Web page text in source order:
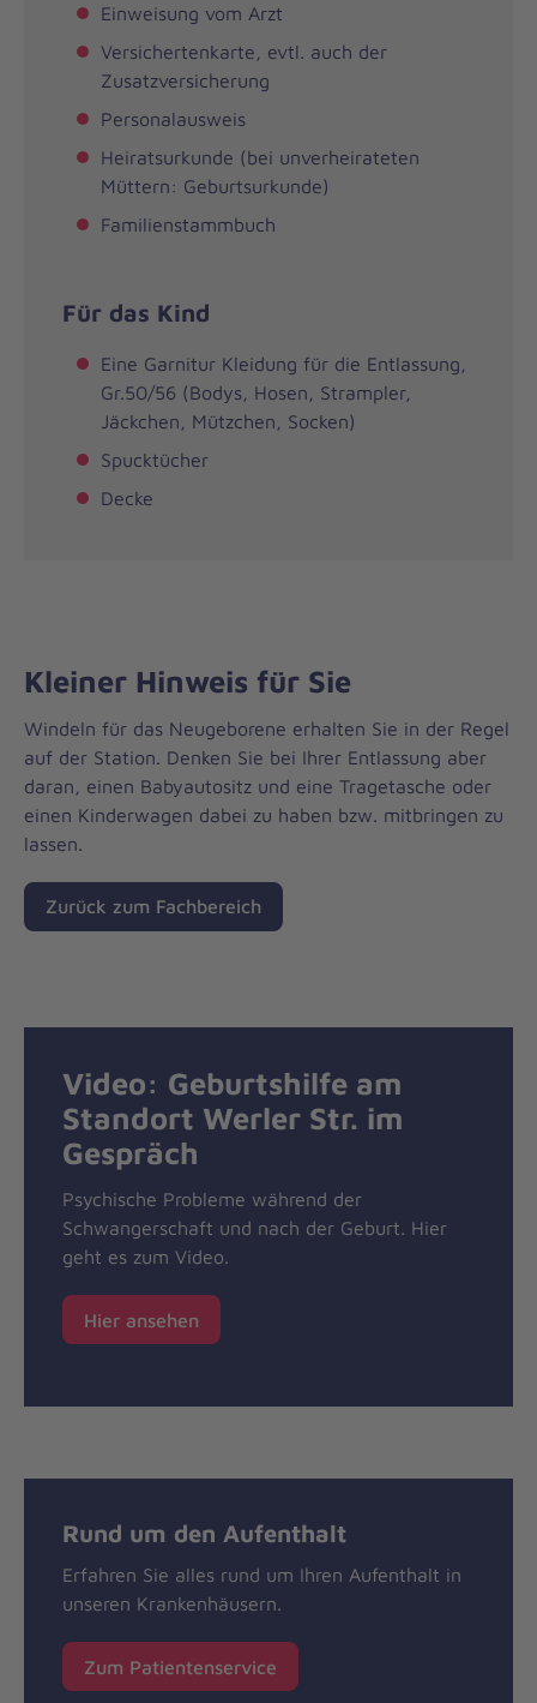
Einweisung vom Arzt
Versichertenkarte, evtl. auch der
Zusatzversicherung
Personalausweis
Heiratsurkunde (bei unverheirateten
Müttern: Geburtsurkunde)
Familienstammbuch
Für das Kind
Eine Garnitur Kleidung für die Entlassung,
Gr.50/56 (Bodys, Hosen, Strampler,
Jäckchen, Mützchen, Socken)
Spucktücher
Decke
Kleiner Hinweis für Sie
Windeln für das Neugeborene erhalten Sie in der Regel
auf der Station. Denken Sie bei Ihrer Entlassung aber
daran, einen Babyautositz und eine Tragetasche oder
einen Kinderwagen dabei zu haben bzw. mitbringen zu
lassen.
Zurück zum Fachbereich
Video: Geburtshilfe am
Standort Werler Str. im
Gespräch
Psychische Probleme während der
Schwangerschaft und nach der Geburt. Hier
geht es zum Video.
Hier ansehen
Rund um den Aufenthalt
Erfahren Sie alles rund um Ihren Aufenthalt in
unseren Krankenhäusern.
Zum Patientenservice